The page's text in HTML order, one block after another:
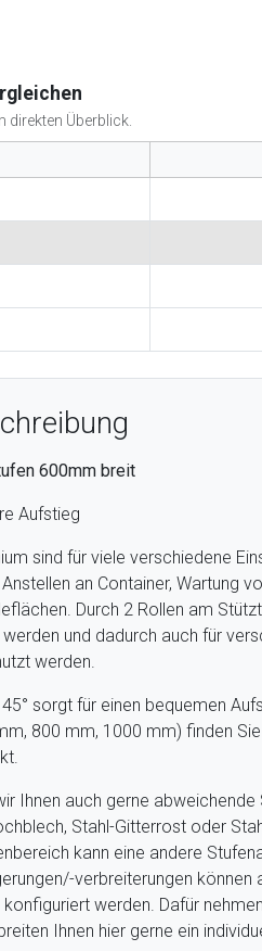
direkten Überblick.
600mm breit
Aufstieg
sind für viele verschiedene
an Container, Wartung
Durch 2 Rollen am
und dadurch auch für
werden.
sorgt für einen bequemen
800 mm, 1000 mm) finden Sie
Ihnen auch gerne abweichende
Stahl-Gitterrost oder
kann eine andere
verbreiterungen können
werden. Dafür
Ihnen hier gerne ein